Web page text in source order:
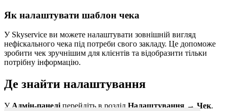
Як налаштувати шаблон чека
У Skyservice ви можете налаштувати зовнішній вигляд
нефіскального чека під потреби свого закладу. Це допоможе
зробити чек зручнішим для клієнтів та відобразити тільки
потрібну інформацію.
Де знайти налаштування
У Адмін-панелі перейдіть в розділ Налаштування → Чек.